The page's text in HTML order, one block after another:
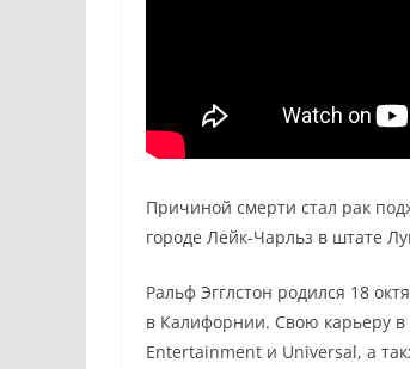
Причиной смерти стал рак
городе Лейк-Чарльз в штате
Ральф Эгглстон родился 18
в Калифорнии. Свою карьеру
Entertainment и Universal, а